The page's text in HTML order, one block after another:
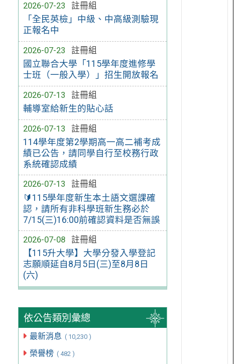
2026-07-23
註冊組
「全民英檢」中級、中高級測驗現
正報名中
2026-07-23
註冊組
國立聯合大學「115學年度進修學
士班（一般入學）」招生開放報名
2026-07-13
註冊組
輔導室給新生的貼心話
2026-07-13
註冊組
114學年度第2學期高一高二補考成
績已公告，請同學自行至校務行政
系統確認成績
2026-07-13
註冊組
🔰115學年度新生本土語文選課確
認，請所有非科學班新生務必於
7/15(三)16:00前確認資料是否無誤
2026-07-08
註冊組
【115升大學】大學分發入學登記
志願順延自8月5日(三)至8月8日
(六)
依公告類別彙總
最新消息 ( 10,230 )
榮譽榜 ( 482 )